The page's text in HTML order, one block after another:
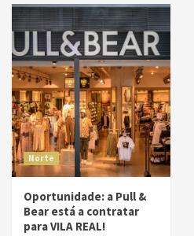
Norte
Oportunidade: a Pull &
Bear está a contratar
para VILA REAL!